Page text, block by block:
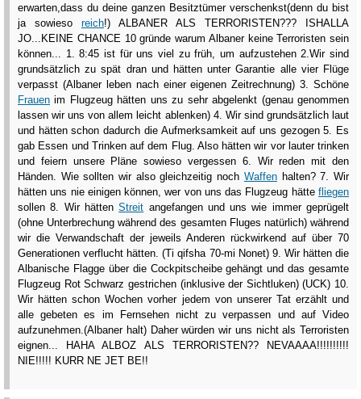
erwarten,dass du deine ganzen Besitztümer verschenkst(denn du bist
ja sowieso reich!) ALBANER ALS TERRORISTEN??? ISHALLA
JO...KEINE CHANCE 10 gründe warum Albaner keine Terroristen sein
können... 1. 8:45 ist für uns viel zu früh, um aufzustehen 2.Wir sind
grundsätzlich zu spät dran und hätten unter Garantie alle vier Flüge
verpasst (Albaner leben nach einer eigenen Zeitrechnung) 3. Schöne
Frauen im Flugzeug hätten uns zu sehr abgelenkt (genau genommen
lassen wir uns von allem leicht ablenken) 4. Wir sind grundsätzlich laut
und hätten schon dadurch die Aufmerksamkeit auf uns gezogen 5. Es
gab Essen und Trinken auf dem Flug. Also hätten wir vor lauter trinken
und feiern unsere Pläne sowieso vergessen 6. Wir reden mit den
Händen. Wie sollten wir also gleichzeitig noch Waffenhalten? 7. Wir
hätten uns nie einigen können, wer von uns das Flugzeug hätte fliegen
sollen 8. Wir hättenStreit angefangen und uns wie immer geprügelt
(ohne Unterbrechung während des gesamten Fluges natürlich) während
wir die Verwandschaft der jeweils Anderen rückwirkend auf über 70
Generationen verflucht hätten. (Ti qifsha 70-mi Nonet) 9. Wir hätten die
Albanische Flagge über die Cockpitscheibe gehängt und das gesamte
Flugzeug Rot Schwarz gestrichen (inklusive der Sichtluken) (UCK) 10.
Wir hätten schon Wochen vorher jedem von unserer Tat erzählt und
alle gebeten es im Fernsehen nicht zu verpassen und auf Video
aufzunehmen.(Albaner halt) Daher würden wir uns nicht als Terroristen
eignen... HAHA ALBOZ ALS TERRORISTEN?? NEVAAAA!!!!!!!!!!
NIE!!!!! KURR NE JET BE!!